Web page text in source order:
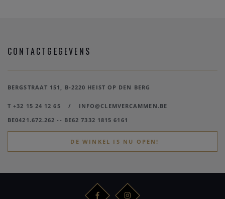
CONTACTGEGEVENS
BERGSTRAAT 151, B-2220 HEIST OP DEN BERG
T +32 15 24 12 65 /
INFO@CLEMVERCAMMEN.BE
BE0421.672.262 -- BE62 7332 1815 6161
DE WINKEL IS NU OPEN!